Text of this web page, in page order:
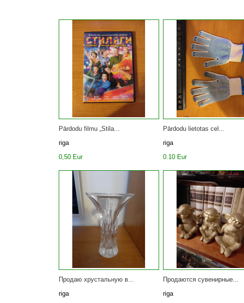
Pārdodu filmu „Stila...
riga
0,50 Eur
Pārdodu lietotas cel...
riga
0.10 Eur
Продаю хрустальную в...
riga
Продаются сувенирные...
riga